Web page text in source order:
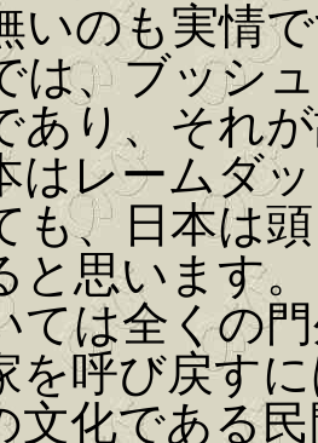
いのも実情
は、ブッシ
あり、それ
はレームダ
も、日本は
思います。
ては全くの
を呼び戻す
文化である